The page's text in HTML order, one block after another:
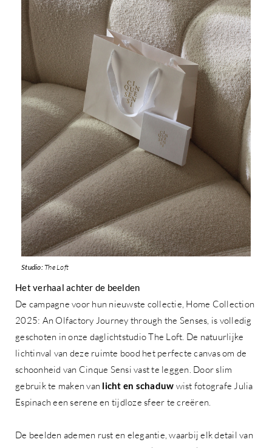
Studio:The Loft
Het verhaal achter de beelden
De campagne voor hun nieuwste collectie, Home Collection
2025: An Olfactory Journey through the Senses, is volledig
geschoten in onze daglichtstudio The Loft. De natuurlijke
lichtinval van deze ruimte bood het perfecte canvas om de
schoonheid van Cinque Sensi vast te leggen. Door slim
gebruik te maken van licht en schaduw wist fotografe Julia
Espinach een serene en tijdloze sfeer te creëren.
De beelden ademen rust en elegantie, waarbij elk detail van